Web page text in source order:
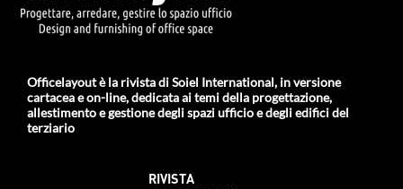
Officelayout è la rivista di Soiel International, in versione
cartacea e on-line, dedicata ai temi della progettazione,
allestimento e gestione degli spazi ufficio e degli edifici del
terziario
RIVISTA